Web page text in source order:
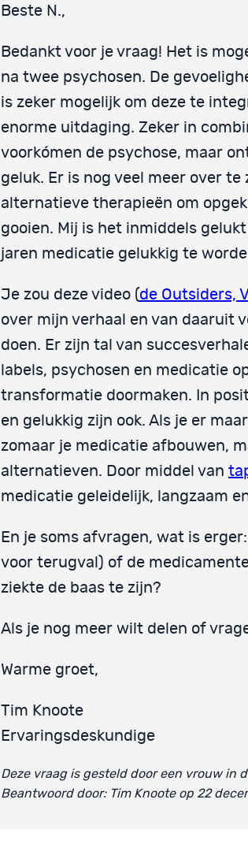
Beste N.,
Bedankt voor je vraag! Het is
na twee psychosen. De
is zeker mogelijk om deze te
enorme uitdaging. Zeker in
voorkómen de psychose, maar
geluk. Er is nog veel meer over te
alternatieve therapieën om
gooien. Mij is het inmiddels
jaren medicatie gelukkig te
Je zou deze video (de Outsiders,
over mijn verhaal en van daaruit
doen. Er zijn tal van
labels, psychosen en medicatie
transformatie doormaken. In
en gelukkig zijn ook. Als je er
zomaar je medicatie afbouwen,
alternatieven. Door middel van
medicatie geleidelijk, langzaam
En je soms afvragen, wat is
voor terugval) of de
ziekte de baas te zijn?
Als je nog meer wilt delen of
Warme groet,
Tim Knoote
Ervaringsdeskundige
Deze vraag is gesteld door een vrouw in
Beantwoord door: Tim Knoote op 22